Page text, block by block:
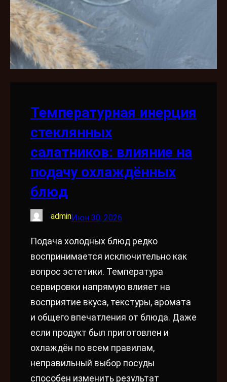
Температурная инерция
стеклянных
салатников: влияние на
подачу охлаждённых
блюд
adminИюн 30, 2026
Подача холодных блюд редко
воспринимается исключительно как
вопрос эстетики. Температура
сервировки напрямую влияет на
восприятие вкуса, текстуры, аромата
и общего впечатления от блюда. Даже
если продукт был приготовлен и
охлаждён по всем правилам,
неправильный выбор посуды
способен изменить результат